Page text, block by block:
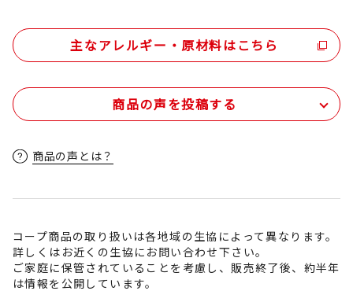
主なアレルギー・原材料はこちら
商品の声を投稿する
商品の声とは？
コープ商品の取り扱いは各地域の生協によって異なります。
詳しくはお近くの生協にお問い合わせ下さい。
ご家庭に保管されていることを考慮し、販売終了後、約半年
は情報を公開しています。